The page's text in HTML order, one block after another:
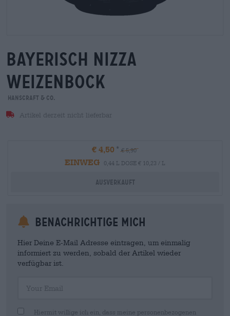
bayerisch nizza
weizenbock
Hanscraft & Co.
Artikel derzeit nicht lieferbar
€ 4,50 € 5,90
EINWEG 0,44 L DOSE € 10,23 / L
Ausverkauft
Benachrichtige mich
Hier Deine E-Mail Adresse eintragen, um einmalig
informiert zu werden, sobald der Artikel wieder
verfügbar ist.
Hiermit willige ich ein, dass meine personenbezogenen